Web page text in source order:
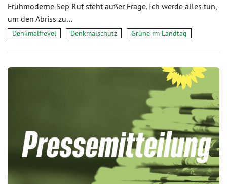
Frühmoderne Sep Ruf steht außer Frage. Ich werde alles tun,
um den Abriss zu…
Denkmalfrevel Denkmalschutz Grüne im Landtag